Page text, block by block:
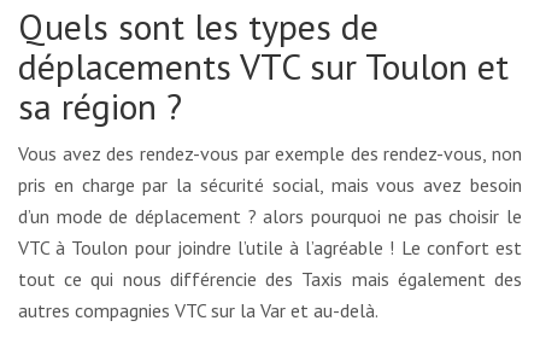
Quels sont les types de
déplacements VTC sur Toulon et
sa région ?
Vous avez des rendez-vous par exemple des rendez-vous, non
pris en charge par la sécurité social, mais vous avez besoin
d’un mode de déplacement ? alors pourquoi ne pas choisir le
VTC à Toulon pour joindre l’utile à l’agréable ! Le confort est
tout ce qui nous différencie des Taxis mais également des
autres compagnies VTC sur la Var et au-delà.